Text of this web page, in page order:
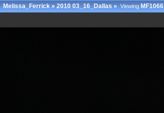
Melissa_Ferrick»2010 03_16_Dallas»ViewingMF1066